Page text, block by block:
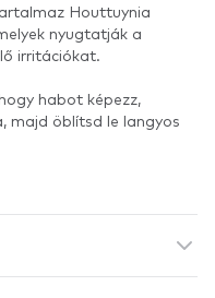
Houttuynia
nyugtatják a
irritációkat.
habot képezz,
majd öblítsd le langyos